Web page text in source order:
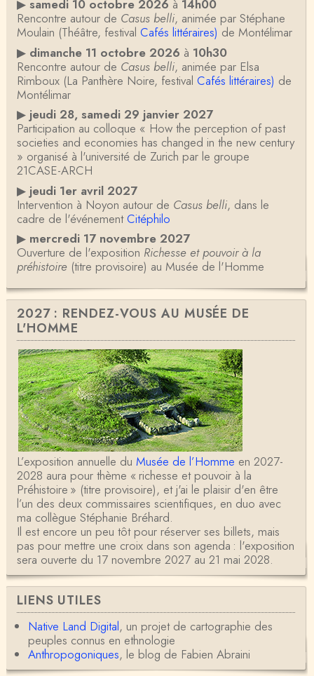
▶ samedi 10 octobre 2026 à 14h00
Rencontre autour de Casus belli, animée par Stéphane
Moulain (Théâtre, festival Cafés littéraires) de Montélimar
▶ dimanche 11 octobre 2026 à 10h30
Rencontre autour de Casus belli, animée par Elsa
Rimboux (La Panthère Noire, festival Cafés littéraires) de
Montélimar
▶ jeudi 28, samedi 29 janvier 2027
Participation au colloque « How the perception of past
societies and economies has changed in the new century
» organisé à l'université de Zurich par le groupe
21CASE-ARCH
▶ jeudi 1er avril 2027
Intervention à Noyon autour de Casus belli, dans le
cadre de l'événementCitéphilo
▶ mercredi 17 novembre 2027
Ouverture de l'exposition Richesse et pouvoir à la
préhistoire(titre provisoire) au Musée de l'Homme
2027 : RENDEZ-VOUS AU MUSÉE DE
L'HOMME
L’exposition annuelle du Musée de l’Homme en 2027-
2028 aura pour thème « richesse et pouvoir à la
Préhistoire » (titre provisoire), et j'ai le plaisir d'en être
l’un des deux commissaires scientifiques, en duo avec
ma collègue Stéphanie Bréhard.
Il est encore un peu tôt pour réserver ses billets, mais
pas pour mettre une croix dans son agenda : l'exposition
sera ouverte du 17 novembre 2027 au 21 mai 2028.
LIENS UTILES
Native Land Digital, un projet de cartographie des
peuples connus en ethnologie
Anthropogoniques, le blog de Fabien Abraini